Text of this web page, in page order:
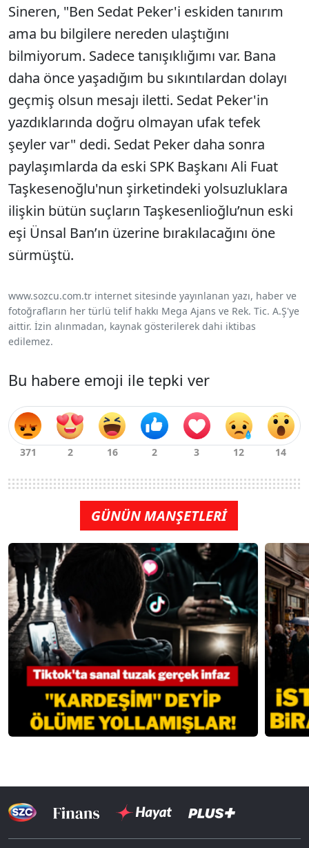
Sineren, "Ben Sedat Peker'i eskiden tanırım
ama bu bilgilere nereden ulaştığını
bilmiyorum. Sadece tanışıklığımı var. Bana
daha önce yaşadığım bu sıkıntılardan dolayı
geçmiş olsun mesajı iletti. Sedat Peker'in
yazdıklarında doğru olmayan ufak tefek
şeyler var" dedi. Sedat Peker daha sonra
paylaşımlarda da eski SPK Başkanı Ali Fuat
Taşkesenoğlu'nun şirketindeki yolsuzluklara
ilişkin bütün suçların Taşkesenlioğlu’nun eski
eşi Ünsal Ban’ın üzerine bırakılacağını öne
sürmüştü.
www.sozcu.com.tr internet sitesinde yayınlanan yazı, haber ve
fotoğrafların her türlü telif hakkı Mega Ajans ve Rek. Tic. A.Ş'ye
aittir. İzin alınmadan, kaynak gösterilerek dahi iktibas
edilemez.
Bu habere emoji ile tepki ver
GÜNÜN MANŞETLERİ